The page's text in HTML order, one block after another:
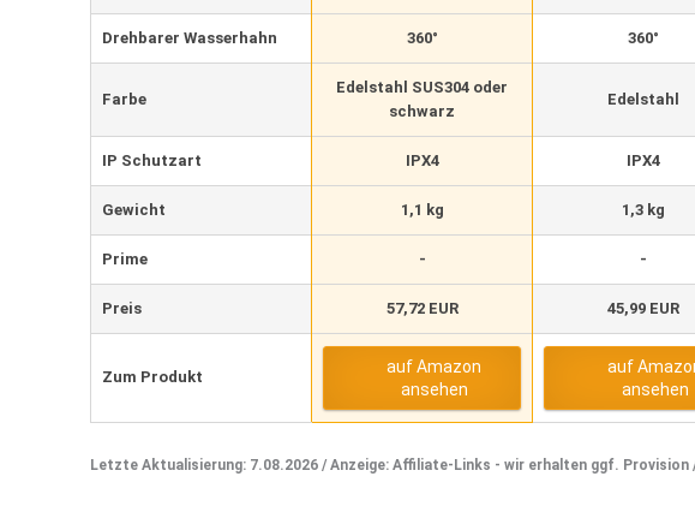
Drehbarer Wasserhahn 360° 360°
Farbe
Edelstahl SUS304 oder
schwarz
Edelstahl
IP Schutzart IPX4 IPX4
Gewicht 1,1 kg 1,3 kg
Prime - -
Preis 57,72 EUR 45,99 EUR
Zum Produkt
auf Amazon
ansehen
auf
ansehen
Letzte Aktualisierung: 7.08.2026 / Anzeige: Affiliate-Links - wir erhalten ggf. Provision